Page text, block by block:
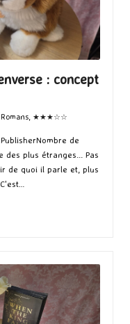
: concept
Romans, ★★★☆☆
de
des plus étranges... Pas
de quoi il parle et, plus